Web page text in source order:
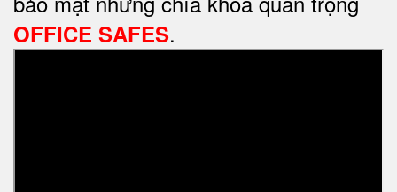
OFFICE SAFES.